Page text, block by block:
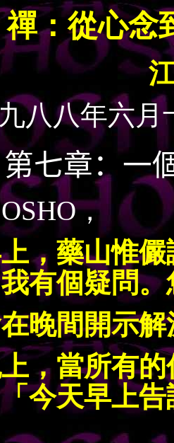
禪：從心念
八八年六月
第七章：一
，
藥山惟儼
有個疑問
間開示解
當所有的
今天早上